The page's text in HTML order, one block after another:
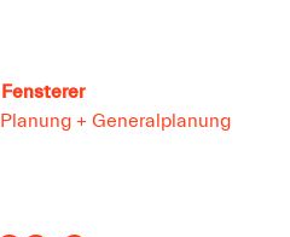
Fensterer
+ Generalplanung